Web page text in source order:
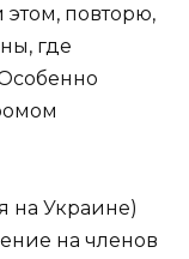
повторю,
где
на Украине)
на членов